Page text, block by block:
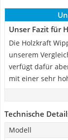
Unser Fazit für
Die Holzkraft
unserem
verfügt dafür
mit einer sehr
Technische
Modell